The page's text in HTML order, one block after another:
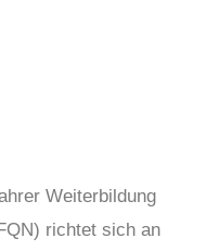
Weiterbildung
richtet sich an